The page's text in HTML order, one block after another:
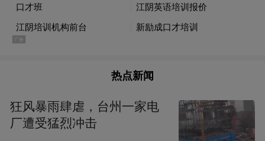
奥运会主题曲《我和你》而为大众所熟知。
事实上，陈其钢的艺术成就远不止如此。他
内核，西方媒体评价陈其钢“用世界听得懂的
文化精神的窗口。他以音乐为载体，创造了
人类心灵的沟通，跨越不同文化、民族、地
热点新闻
狂风暴雨肆虐，台州一家电
厂遭受猛烈冲击